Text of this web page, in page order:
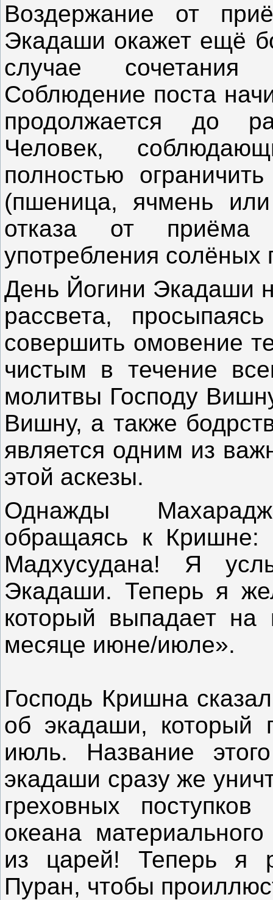
Воздержание от
Экадаши окажет ещё
случае
Соблюдение поста
продолжается до
Человек,
полностью
(пшеница, ячмень
отказа от приёма
употребления солёных
День Йогини Экадаши
рассвета,
совершить омовение
чистым в течение
молитвы Господу
Вишну, а также
является одним из
этой аскезы.
Однажды
обращаясь к
Мадхусудана! Я
Экадаши. Теперь я
который выпадает
месяце июне/июле».
Господь Кришна
об экадаши, который
июль. Название
экадаши сразу же
греховных
океана
из царей! Теперь я
Пуран, чтобы